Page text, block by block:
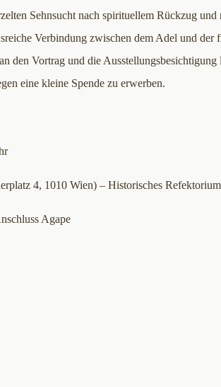
Sehnsucht nach spirituellem Rückzug
Verbindung zwischen dem Adel und
den Vortrag und die
eine kleine Spende zu erwerben.
4, 1010 Wien) – Historisches Refektorium
Agape